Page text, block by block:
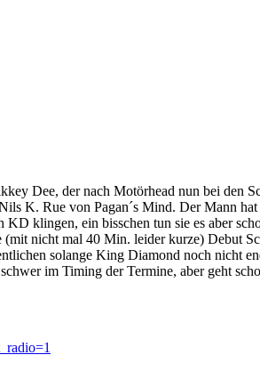
Dee, der nach Motörhead nun bei den
K. Rue von Pagan´s Mind. Der Mann
klingen, ein bisschen tun sie es aber
nicht mal 40 Min. leider kurze) Debut
solange King Diamond noch nicht
im Timing der Termine, aber geht